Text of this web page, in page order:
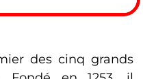
des cinq grands